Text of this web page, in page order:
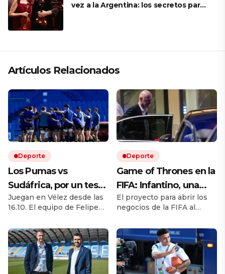
vez a la Argentina: los secretos para
Artículos Relacionados
Deporte
Los Pumas vs
Sudáfrica, por un test
match EN VIVO: a qué
hora juegan,
formaciones y cómo
ver el partido
Juegan en Vélez desde las
16.10. El equipo de Felipe
cuatro debutantes. Por
ESPN y Disney +
Deporte
Game of Thrones en la
FIFA: Infantino, una
rebelión en marcha y
la batalla por el trono
El proyecto para abrir los
negocios de la FIFA al
fuerte disputa interna.
Europa cuestiona al
presidente, mientras
Sudamérica, África y parte
de Asia cierran filas